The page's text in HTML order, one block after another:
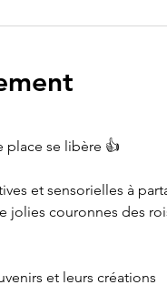
place se libère 👍
et sensorielles à
jolies couronnes des
et leurs créations